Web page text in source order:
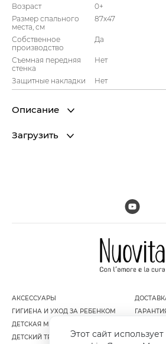
Возраст
0+
Размер спального
места, см
87х47
Собственное
производство
Да
Съемная передняя
стенка
Нет
Защитные накладки Нет
Описание
Загрузить
АКСЕССУАРЫ
ГИГИЕНА И УХОД ЗА РЕБЕНКОМ
ДЕТСКАЯ МЕБЕЛЬ
ДЕТСКИЙ ТРАНСПОРТЭтот сайт